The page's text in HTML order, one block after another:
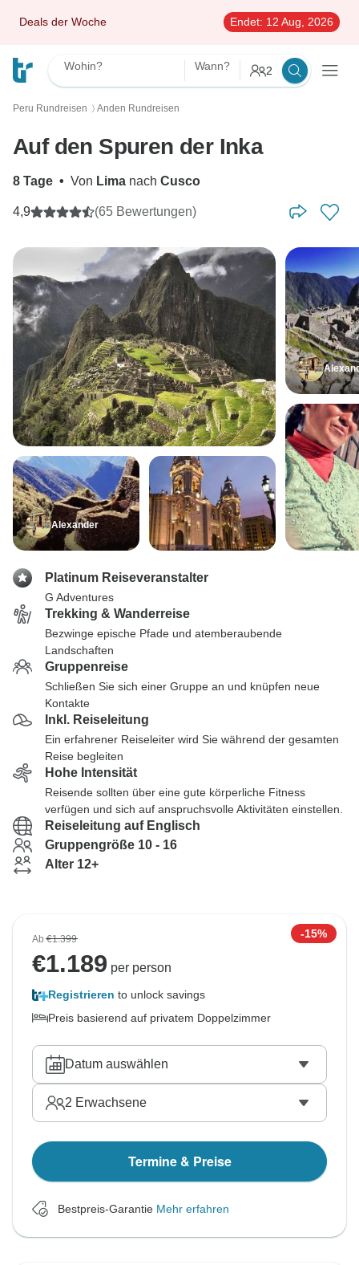
Deals der Woche Endet: 12 Aug, 2026
Wohin? Wann? 2
Peru Rundreisen 〉 Anden Rundreisen
Auf den Spuren der Inka
8 Tage • Von Lima nach Cusco
4,9 (65 Bewertungen)
Alexander
Platinum Reiseveranstalter
G Adventures
Trekking & Wanderreise
Bezwinge epische Pfade und atemberaubende
Landschaften
Gruppenreise
Schließen Sie sich einer Gruppe an und knüpfen neue
Kontakte
Inkl. Reiseleitung
Ein erfahrener Reiseleiter wird Sie während der gesamten
Reise begleiten
Hohe Intensität
Reisende sollten über eine gute körperliche Fitness
verfügen und sich auf anspruchsvolle Aktivitäten einstellen.
Reiseleitung auf Englisch
Gruppengröße 10 - 16
Alter 12+
Ab€1.399 -15%
€1.189 per person
Registrieren to unlock savings
Preis basierend auf privatem Doppelzimmer
Datum auswählen
2 Erwachsene
Termine & Preise
Bestpreis-Garantie Mehr erfahren